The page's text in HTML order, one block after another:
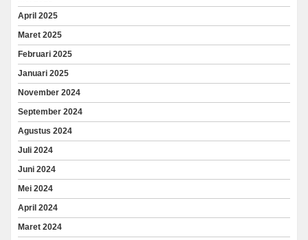
April 2025
Maret 2025
Februari 2025
Januari 2025
November 2024
September 2024
Agustus 2024
Juli 2024
Juni 2024
Mei 2024
April 2024
Maret 2024